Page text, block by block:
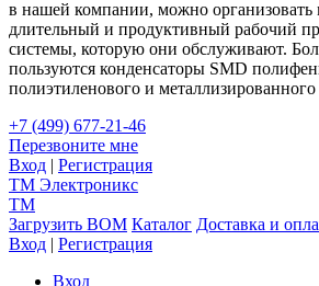
в нашей компании, можно организовать
длительный и продуктивный рабочий
системы, которую они обслуживают.
пользуются конденсаторы SMD
полиэтиленового и металлизированного
+7 (499) 677-21-46
Перезвоните мне
Вход | Регистрация
TM Электроникс
TM
Загрузить BOM Каталог Доставка и
Вход | Регистрация
Вход